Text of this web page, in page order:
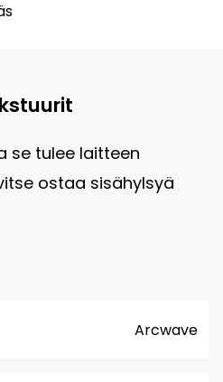
se tulee laitteen
ostaa sisähylsyä
Arcwave